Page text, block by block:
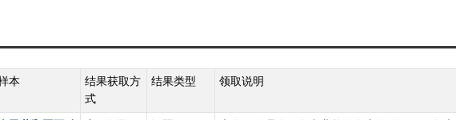
本
结果获取方
式
结果类型 领取说明